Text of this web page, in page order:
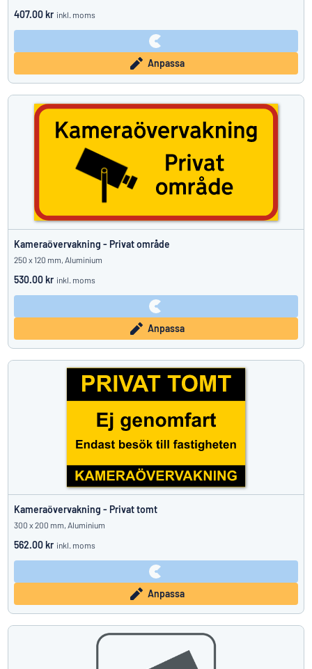
407.00 kr inkl. moms
Anpassa
Kameraövervakning - Privat område
250 x 120 mm, Aluminium
530.00 kr inkl. moms
Anpassa
Kameraövervakning - Privat tomt
300 x 200 mm, Aluminium
562.00 kr inkl. moms
Anpassa